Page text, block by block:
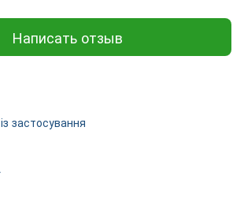
Написать отзыв
застосування